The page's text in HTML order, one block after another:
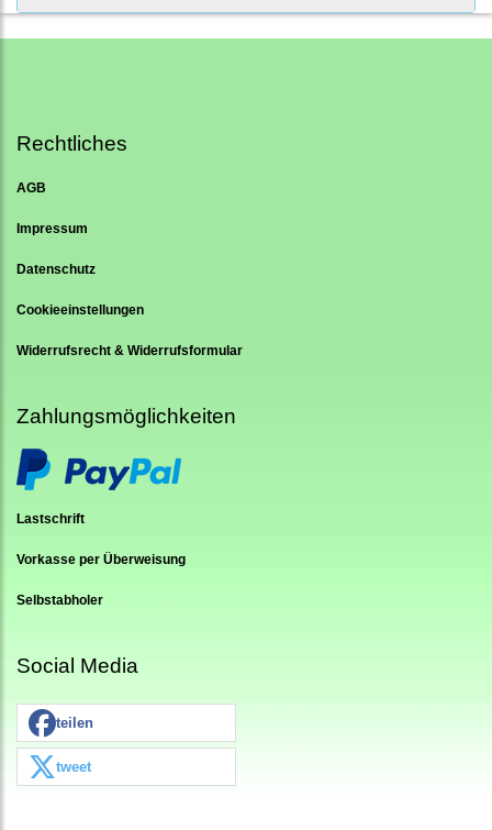
Rechtliches
AGB
Impressum
Datenschutz
Cookieeinstellungen
Widerrufsrecht & Widerrufsformular
Zahlungsmöglichkeiten
Lastschrift
Vorkasse per Überweisung
Selbstabholer
Social Media
teilen
tweet